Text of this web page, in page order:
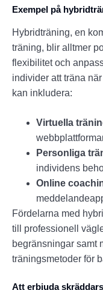
Exempel på
Hybridträning, en
träning, blir alltmer
flexibilitet och
individer att träna
kan inkludera:
Virtuella
Personliga
individens
Online
Fördelarna med
till professionell
begränsningar samt
träningsmetoder för
Att erbjuda